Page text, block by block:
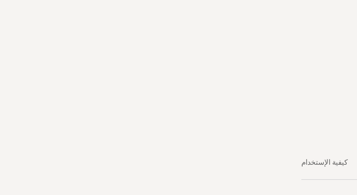
كيفية الإستخدام